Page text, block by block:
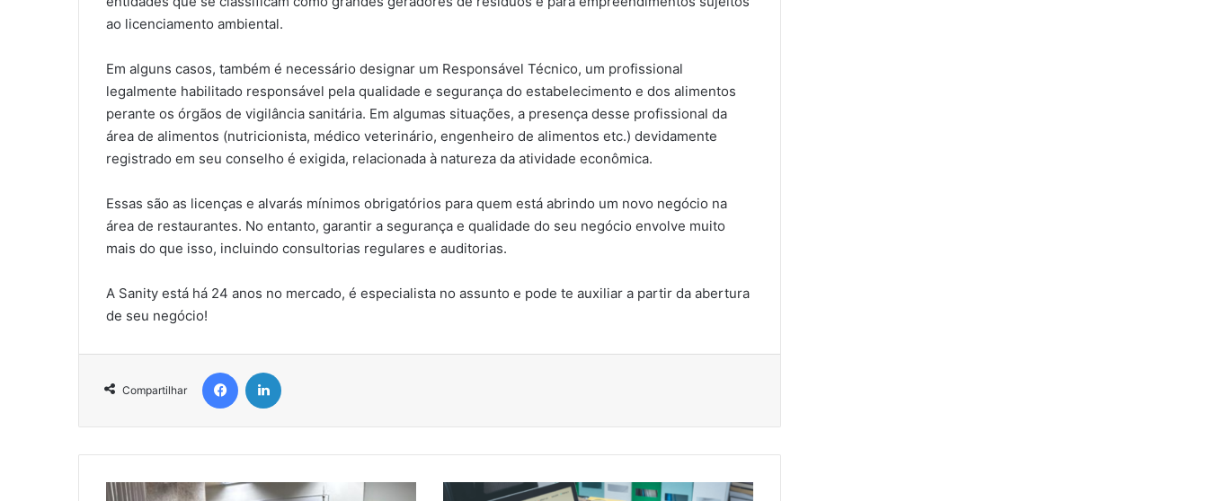
ao licenciamento ambiental.
Em alguns casos, também é necessário designar um Responsável Técnico, um profissional
legalmente habilitado responsável pela qualidade e segurança do estabelecimento e dos alimentos
perante os órgãos de vigilância sanitária. Em algumas situações, a presença desse profissional da
área de alimentos (nutricionista, médico veterinário, engenheiro de alimentos etc.) devidamente
registrado em seu conselho é exigida, relacionada à natureza da atividade econômica.
Essas são as licenças e alvarás mínimos obrigatórios para quem está abrindo um novo negócio na
área de restaurantes. No entanto, garantir a segurança e qualidade do seu negócio envolve muito
mais do que isso, incluindo consultorias regulares e auditorias.
A Sanity está há 24 anos no mercado, é especialista no assunto e pode te auxiliar a partir da abertura
de seu negócio!
Compartilhar
Facebook
ANR
Participe